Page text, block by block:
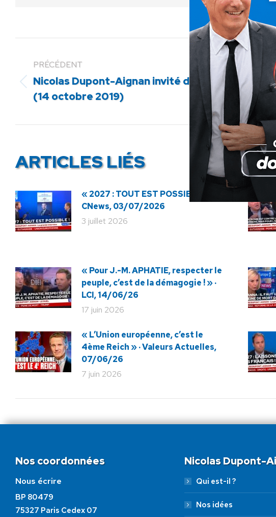
PRÉCÉDENT
Article
précédent
Nicolas Dupont-Aignan invité de LCI
(14 octobre 2019)
Article
suivant
ARTICLES LIÉS
« 2027 : TOUT EST POSSIBLE ! » ·
CNews, 03/07/2026
3 juillet 2026
« Pour J.-M. APHATIE, respecter le
peuple, c’est de la démagogie ! » ·
LCI, 14/06/26
17 juin 2026
« L’Union européenne, c’est le
4ème Reich » · Valeurs Actuelles,
07/06/26
7 juin 2026
Nos coordonnées
Nous écrire
BP 80479
75327 Paris Cedex 07
Nicolas Dupont-
Qui est-il ?
Nos idées